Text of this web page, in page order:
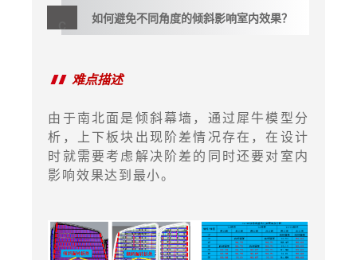
如何避免不同角度的倾斜影响室内效果？
难点描述
由于南北面是倾斜幕墙，通过犀牛模型分
析，上下板块出现阶差情况存在，在设计
时就需要考虑解决阶差的同时还要对室内
影响效果达到最小。